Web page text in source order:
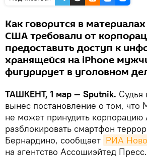
Как говорится в
США требовали от
предоставить доступ к
хранящейся на iPhone
фигурирует в уголовном
ТАШКЕНТ, 1 мар — Sputnik.
вынес постановление о том,
не может принудить корпорацию
разблокировать смартфон
Бернардино, сообщает РИА
на агентство Ассошиэйтед Пресс.